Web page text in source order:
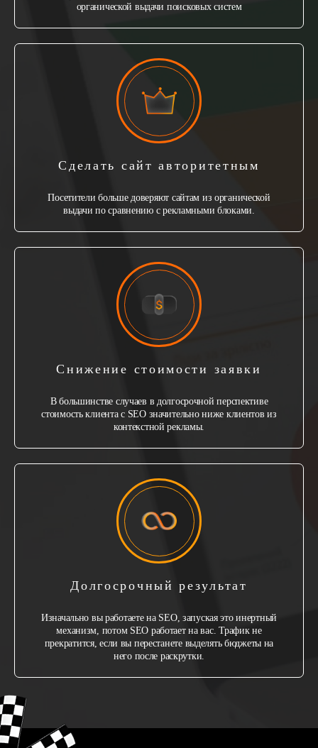
органической выдачи поисковых систем
Сделать сайт авторитетным
Посетители больше доверяют сайтам из органической
выдачи по сравнению с рекламными блоками.
Снижение стоимости заявки
В большинстве случаев в долгосрочной перспективе
стоимость клиента с SEO значительно ниже клиентов из
контекстной рекламы.
Долгосрочный результат
Изначально вы работаете на SEO, запуская это инертный
механизм, потом SEO работает на вас. Трафик не
прекратится, если вы перестанете выделять бюджеты на
него после раскрутки.